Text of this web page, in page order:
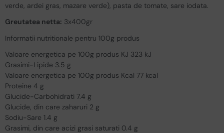
verde, ardei gras, mazare verde), pasta de tomate, sare iodata.
Greutatea netta: 3x400gr
Informatii nutritionale pentru 100g produs
Valoare energetica pe 100g produs KJ 323 kJ
Grasimi-Lipide 3.5 g
Valoare energetica pe 100g produs Kcal 77 kcal
Proteine 4 g
Glucide-Carbohidrati 7.4 g
Glucide, din care zaharuri 2 g
Sodiu-Sare 1.4 g
Grasimi, din care acizi grasi saturati 0.4 g